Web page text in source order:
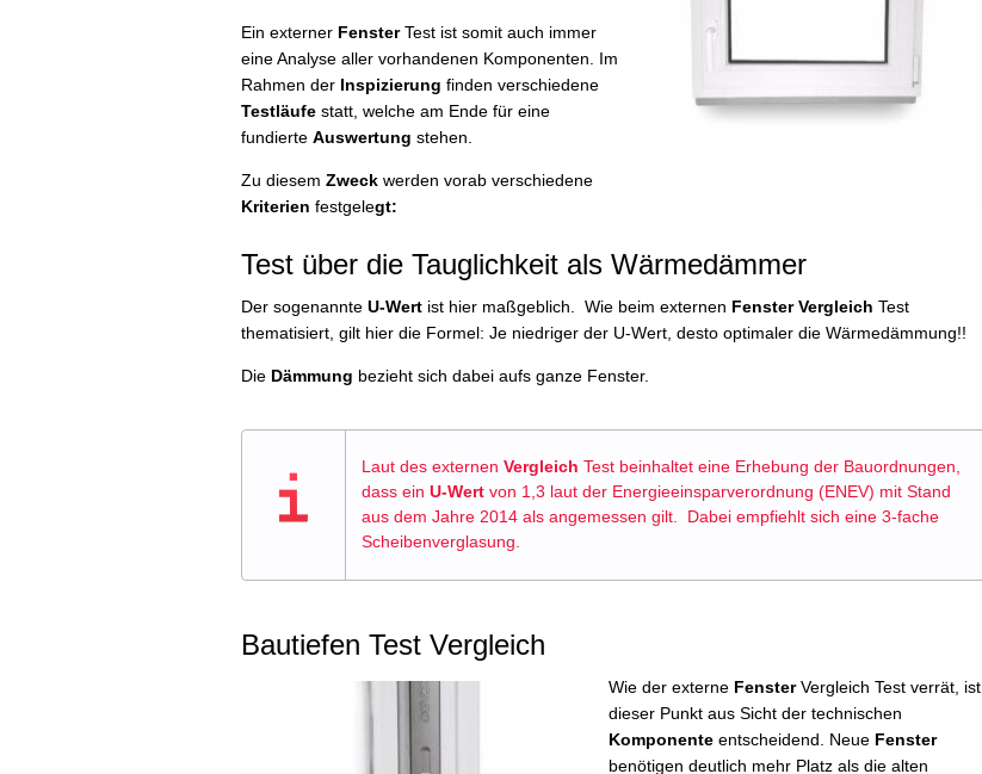
Ein externer FensterTest ist somit auch immer
eine Analyse aller vorhandenen Komponenten. Im
Rahmen der Inspizierung finden verschiedene
Testläufe statt, welche am Ende für eine
fundierte Auswertung stehen.
Zu diesem Zweck werden vorab verschiedene
Kriterien festgelegt:
Test über die Tauglichkeit als Wärmedämmer
Der sogenannte U-Wert ist hier maßgeblich. Wie beim externen Fenster Vergleich Test
thematisiert, gilt hier die Formel: Je niedriger der U-Wert, desto optimaler die Wärmedämmung!!
Die Dämmung bezieht sich dabei aufs ganze Fenster.
Laut des externen Vergleich Test beinhaltet eine Erhebung der Bauordnungen,
dass ein U-Wert von 1,3 laut der Energieeinsparverordnung (ENEV) mit Stand
aus dem Jahre 2014 als angemessen gilt. Dabei empfiehlt sich eine 3-fache
Scheibenverglasung.
Bautiefen Test Vergleich
Wie der externe FensterVergleich Test verrät, ist
dieser Punkt aus Sicht der technischen
Komponente entscheidend. Neue Fenster
benötigen deutlich mehr Platz als die alten